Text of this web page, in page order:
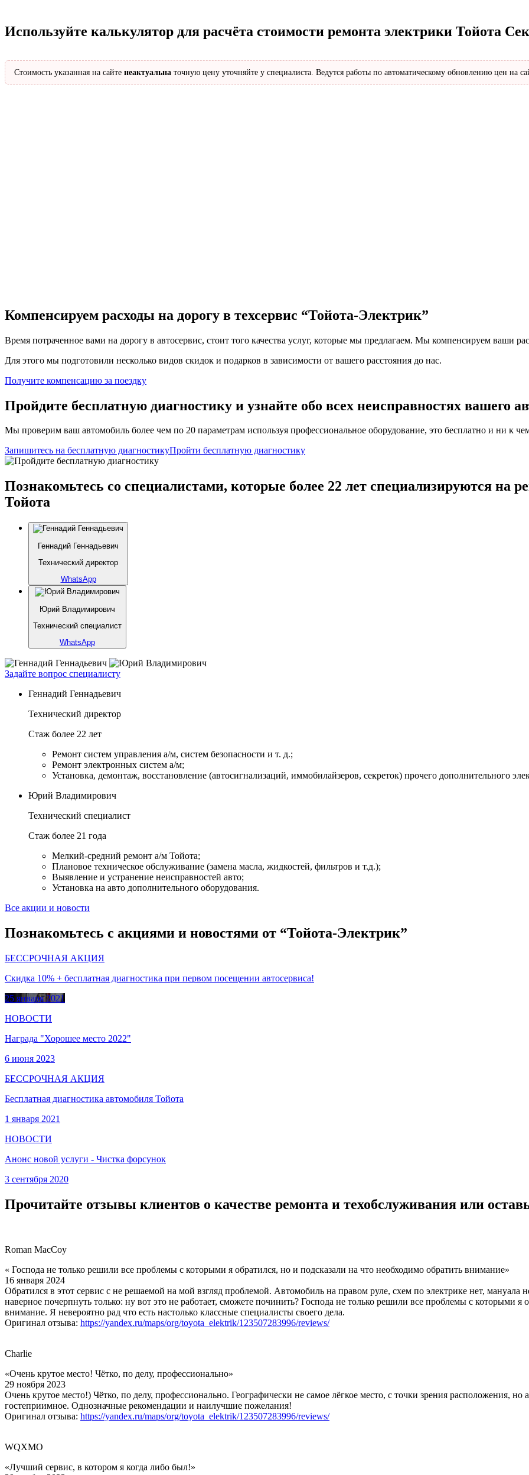
Используйте калькулятор для расчёта стоимости ремонта электрики Тойота
Стоимость указанная на сайте неактуальна точную цену уточняйте у специалиста. Ведутся работы по автоматическому обновлению цен на
Компенсируем расходы на дорогу в техсервис “Тойота-Электрик”
Время потраченное вами на дорогу в автосервис, стоит того качества услуг, которые мы предлагаем. Мы компенсируем ваши
Для этого мы подготовили несколько видов скидок и подарков в зависимости от вашего расстояния до нас.
Получите компенсацию за поездку
Пройдите бесплатную диагностику и узнайте обо всех неисправностях вашего
Мы проверим ваш автомобиль более чем по 20 параметрам используя профессиональное оборудование, это бесплатно и ни к
Запишитесь на бесплатную диагностикуПройти бесплатную диагностику
Познакомьтесь со специалистами, которые более 22 лет специализируются на
Тойота
Геннадий Геннадьевич
Технический директор
WhatsApp
Юрий Владимирович
Технический специалист
WhatsApp
Задайте вопрос специалисту
Геннадий Геннадьевич
Технический директор
Стаж более 22 лет
Ремонт систем управления а/м, систем безопасности и т. д.;
Ремонт электронных систем а/м;
Установка, демонтаж, восстановление (автосигнализаций, иммобилайзеров, секреток) прочего дополнительного
Юрий Владимирович
Технический специалист
Стаж более 21 года
Мелкий-средний ремонт а/м Тойота;
Плановое техническое обслуживание (замена масла, жидкостей, фильтров и т.д.);
Выявление и устранение неисправностей авто;
Установка на авто дополнительного оборудования.
Все акции и новости
Познакомьтесь с акциями и новостями от “Тойота-Электрик”
БЕССРОЧНАЯ АКЦИЯ
Скидка 10% + бесплатная диагностика при первом посещении автосервиса!
25 января 2021
НОВОСТИ
Награда "Хорошее место 2022"
6 июня 2023
БЕССРОЧНАЯ АКЦИЯ
Бесплатная диагностика автомобиля Тойота
1 января 2021
НОВОСТИ
Анонс новой услуги - Чистка форсунок
3 сентября 2020
Прочитайте отзывы клиентов о качестве ремонта и техобслуживания или
Roman MacCoy
« Господа не только решили все проблемы с которыми я обратился, но и подсказали на что необходимо обратить внимание»
16 января 2024
Обратился в этот сервис с не решаемой на мой взгляд проблемой. Автомобиль на правом руле, схем по электрике нет,
наверное почерпнуть только: ну вот это не работает, сможете починить? Господа не только решили все проблемы с которыми я
внимание. Я невероятно рад что есть настолько классные специалисты своего дела.
Оригинал отзыва: https://yandex.ru/maps/org/toyota_elektrik/123507283996/reviews/
Charlie
«Очень крутое место! Чётко, по делу, профессионально»
29 ноября 2023
Очень крутое место!) Чётко, по делу, профессионально. Географически не самое лёгкое место, с точки зрения расположения,
гостеприимное. Однозначные рекомендации и наилучшие пожелания!
Оригинал отзыва: https://yandex.ru/maps/org/toyota_elektrik/123507283996/reviews/
WQXMO
«Лучший сервис, в котором я когда либо был!»